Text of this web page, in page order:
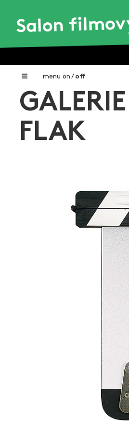
menu on / off
Home
Galerie filmových klapek
Aktuální výstavy
Aukce filmových klapek
FLAK